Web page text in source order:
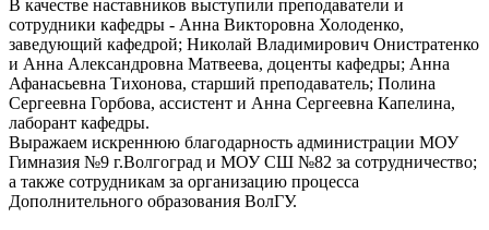
В качестве наставников выступили преподаватели и
сотрудники кафедры - Анна Викторовна Холоденко,
заведующий кафедрой; Николай Владимирович Онистратенко
и Анна Александровна Матвеева, доценты кафедры; Анна
Афанасьевна Тихонова, старший преподаватель; Полина
Сергеевна Горбова, ассистент и Анна Сергеевна Капелина,
лаборант кафедры.
Выражаем искреннюю благодарность администрации МОУ
Гимназия №9 г.Волгоград и МОУ СШ №82 за сотрудничество;
а также сотрудникам за организацию процесса
Дополнительного образования ВолГУ.